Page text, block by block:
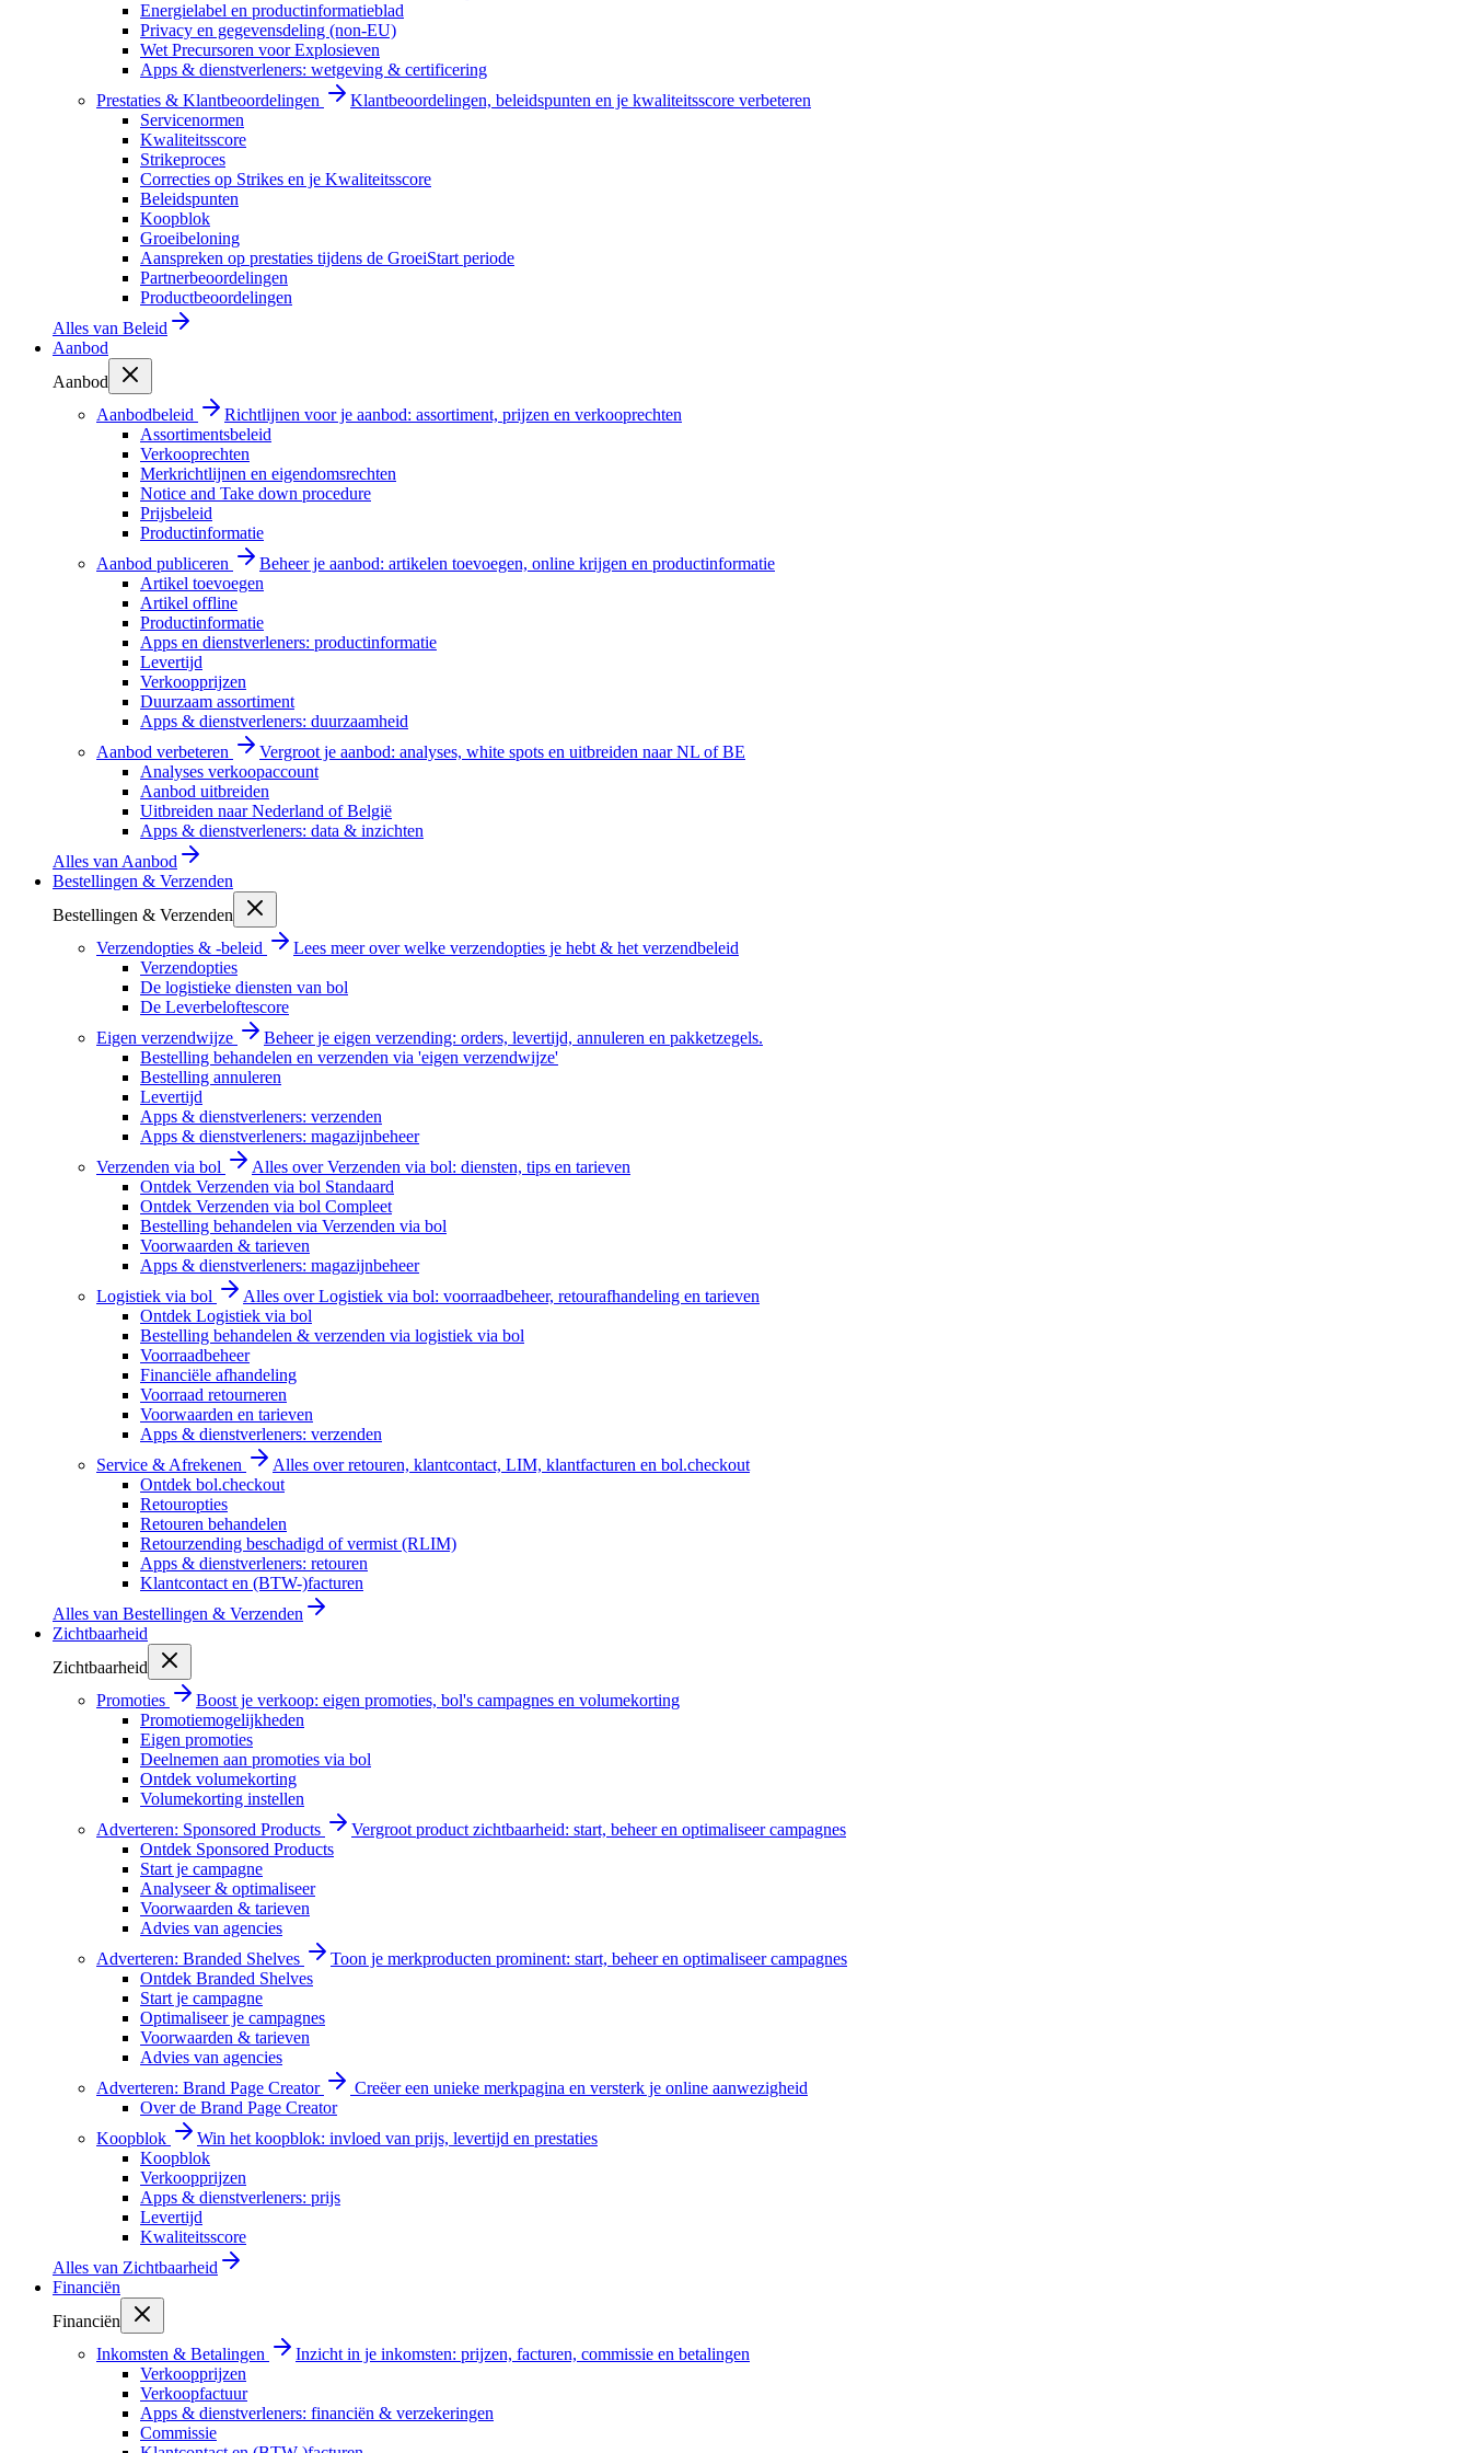
Energielabel en productinformatieblad
Privacy en gegevensdeling (non-EU)
Wet Precursoren voor Explosieven
Apps & dienstverleners: wetgeving & certificering
Prestaties & Klantbeoordelingen
Klantbeoordelingen, beleidspunten en je kwaliteitsscore verbeteren
Servicenormen
Kwaliteitsscore
Strikeproces
Correcties op Strikes en je Kwaliteitsscore
Beleidspunten
Koopblok
Groeibeloning
Aanspreken op prestaties tijdens de GroeiStart periode
Partnerbeoordelingen
Productbeoordelingen
Alles van Beleid
Aanbod
Aanbod
Aanbodbeleid
Richtlijnen voor je aanbod: assortiment, prijzen en verkooprechten
Assortimentsbeleid
Verkooprechten
Merkrichtlijnen en eigendomsrechten
Notice and Take down procedure
Prijsbeleid
Productinformatie
Aanbod publiceren
Beheer je aanbod: artikelen toevoegen, online krijgen en productinformatie
Artikel toevoegen
Artikel offline
Productinformatie
Apps en dienstverleners: productinformatie
Levertijd
Verkoopprijzen
Duurzaam assortiment
Apps & dienstverleners: duurzaamheid
Aanbod verbeteren
Vergroot je aanbod: analyses, white spots en uitbreiden naar NL of BE
Analyses verkoopaccount
Aanbod uitbreiden
Uitbreiden naar Nederland of België
Apps & dienstverleners: data & inzichten
Alles van Aanbod
Bestellingen & Verzenden
Bestellingen & Verzenden
Verzendopties & -beleid
Lees meer over welke verzendopties je hebt & het verzendbeleid
Verzendopties
De logistieke diensten van bol
De Leverbeloftescore
Eigen verzendwijze
Beheer je eigen verzending: orders, levertijd, annuleren en pakketzegels.
Bestelling behandelen en verzenden via 'eigen verzendwijze'
Bestelling annuleren
Levertijd
Apps & dienstverleners: verzenden
Apps & dienstverleners: magazijnbeheer
Verzenden via bol
Alles over Verzenden via bol: diensten, tips en tarieven
Ontdek Verzenden via bol Standaard
Ontdek Verzenden via bol Compleet
Bestelling behandelen via Verzenden via bol
Voorwaarden & tarieven
Apps & dienstverleners: magazijnbeheer
Logistiek via bol
Alles over Logistiek via bol: voorraadbeheer, retourafhandeling en tarieven
Ontdek Logistiek via bol
Bestelling behandelen & verzenden via logistiek via bol
Voorraadbeheer
Financiële afhandeling
Voorraad retourneren
Voorwaarden en tarieven
Apps & dienstverleners: verzenden
Service & Afrekenen
Alles over retouren, klantcontact, LIM, klantfacturen en bol.checkout
Ontdek bol.checkout
Retouropties
Retouren behandelen
Retourzending beschadigd of vermist (RLIM)
Apps & dienstverleners: retouren
Klantcontact en (BTW-)facturen
Alles van Bestellingen & Verzenden
Zichtbaarheid
Zichtbaarheid
Promoties
Boost je verkoop: eigen promoties, bol's campagnes en volumekorting
Promotiemogelijkheden
Eigen promoties
Deelnemen aan promoties via bol
Ontdek volumekorting
Volumekorting instellen
Adverteren: Sponsored Products
Vergroot product zichtbaarheid: start, beheer en optimaliseer campagnes
Ontdek Sponsored Products
Start je campagne
Analyseer & optimaliseer
Voorwaarden & tarieven
Advies van agencies
Adverteren: Branded Shelves
Toon je merkproducten prominent: start, beheer en optimaliseer campagnes
Ontdek Branded Shelves
Start je campagne
Optimaliseer je campagnes
Voorwaarden & tarieven
Advies van agencies
Adverteren: Brand Page Creator
Creëer een unieke merkpagina en versterk je online aanwezigheid
Over de Brand Page Creator
Koopblok
Win het koopblok: invloed van prijs, levertijd en prestaties
Koopblok
Verkoopprijzen
Apps & dienstverleners: prijs
Levertijd
Kwaliteitsscore
Alles van Zichtbaarheid
Financiën
Financiën
Inkomsten & Betalingen
Inzicht in je inkomsten: prijzen, facturen, commissie en betalingen
Verkoopprijzen
Verkoopfactuur
Apps & dienstverleners: financiën & verzekeringen
Commissie